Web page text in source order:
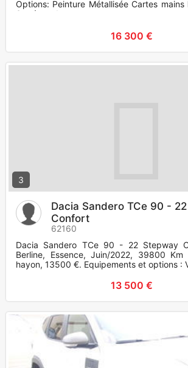
Options: Peinture Métallisée Cartes mains
Système d
16 300 €
3
Dacia Sandero TCe 90 -
Confort
62160
Dacia Sandero TCe 90 - 22 Stepway
Berline, Essence, Juin/2022, 39800
hayon, 13500 €. Equipements et options :
13 500 €